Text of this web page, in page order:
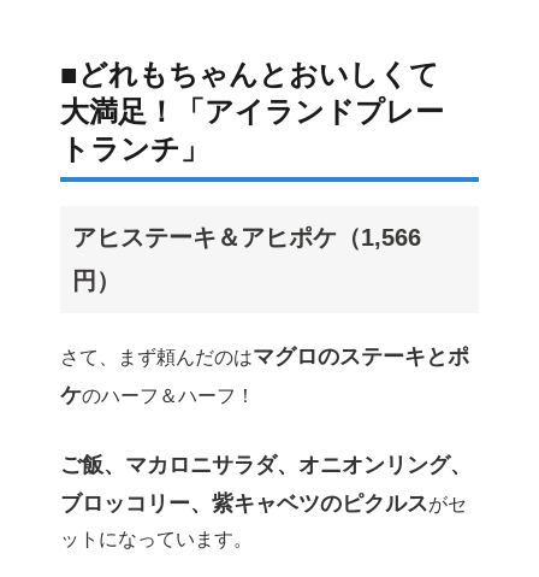
■どれもちゃんとおいしくて
大満足！「アイランドプレー
トランチ」
アヒステーキ＆アヒポケ（1,566
円）
さて、まず頼んだのはマグロのステーキとポ
ケのハーフ＆ハーフ！
ご飯、マカロニサラダ、オニオンリング、
ブロッコリー、紫キャベツのピクルスがセ
ットになっています。